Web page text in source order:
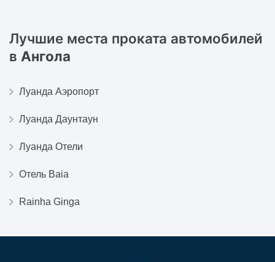
Лучшие места проката автомобилей
в Ангола
Луанда Аэропорт
Луанда Даунтаун
Луанда Отели
Отель Baia
Rainha Ginga